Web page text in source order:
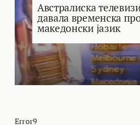
Австралиска
давала временска
македонски јазик
Error9